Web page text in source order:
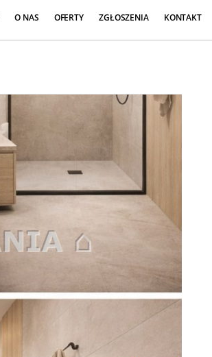
O NAS OFERTY ZGŁOSZENIA KONTAKT